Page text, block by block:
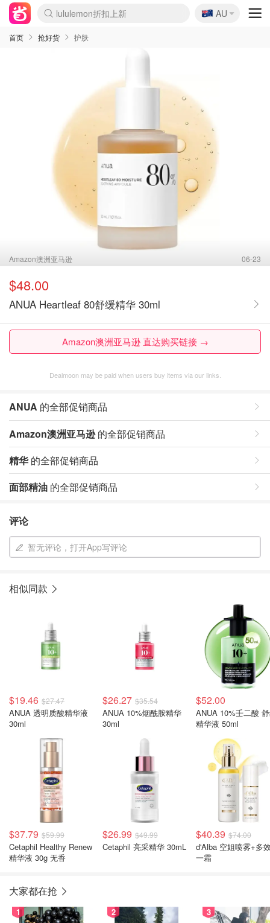
Sasa美妆护肤3.5折
SSENSE年中2.5折
FreshBeauty好价汇总
Cettire降价+叠9折
WWS Coles超市实拍
viagogo二手票捡漏
Myer超级周末
The Outnet奢牌1折起
David Jones 3折起
Flannels大牌1折
Perfumes Club护肤1折
AMIRO面罩$251
Amazon折扣汇总
eToro入金$200送$50
Amazon数码好物
ICONIC本周7.5折
ThedoubleF高奢地板价
Moose Knuckles 6折
丝芙兰5折起
EUFY摄像头$98
Selenichast首饰2折
Trip机票酒店促销
YSL送5件彩妆礼
Amazon家居好物
Amazon美妆护肤
雅漾大喷$8
过敏原检测盒$33
伊索独家赠50ml沐浴露
科颜氏高保湿面霜$29
SEALIFE海洋馆门票6折
丝塔芙大白罐$16
订阅Newsletter送香薰
Cult Beauty 6.8折
Harrods圣诞日历$525
LN-CC奢牌私促3折
d'Alba空姐喷雾$16
EVE LOM套装£56
Bernardelli独家4折
Adore Beauty 6折起
CT圣诞日历
Mytheresa奢品2.7折
Luxury Escapes 9折
Currentbody美容仪$881
MOON Garden Live
Roborock扫地机$649
Tingo Life水杯$24
Valentino官网5折
CR洗护套装$23
修丽可4件套$159
Myer彩妆2件7折
GANNI官网4.5折
Stylevana韩妆4折
Tessabit高奢8.5折
OGX洗发水$11
Amazon阿德莱德次日达
卡诗8.5折+赠礼
Philips Hue灯具8折
🇦🇺
AU
首页 抢好货 护肤
Amazon澳洲亚马逊 06-23
$48.00
ANUA Heartleaf 80舒缓精华 30ml
Amazon澳洲亚马逊 直达购买链接 →
Dealmoon may be paid when users buy items via our links.
ANUA 的全部促销商品
Amazon澳洲亚马逊的全部促销商品
精华的全部促销商品
面部精油 的全部促销商品
评论
暂无评论，打开App写评论
相似同款
$19.46 $27.47
ANUA 透明质酸精华液
30ml
$26.27 $35.54
ANUA 10%烟酰胺精华
30ml
$52.00
ANUA 10%壬二酸
精华液 50ml
$37.79 $59.99
Cetaphil Healthy Renew
精华液 30g 无香
$26.99 $49.99
Cetaphil 亮采精华 30mL
$40.39 $74.00
d'Alba 空姐喷雾+多
一霜
大家都在抢
1 2 3